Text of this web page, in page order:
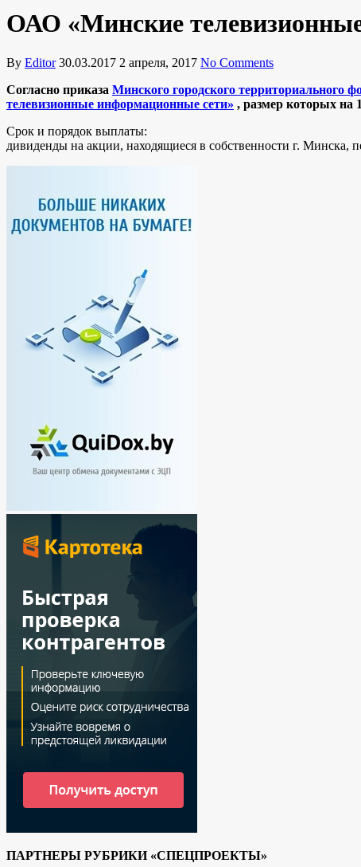
ОАО «Минские
By Editor 30.03.2017 2 апреля, 2017 No Comments
Согласно приказа Минского городского территориального
телевизионные информационные сети» , размер которых на
Срок и порядок выплаты:
дивиденды на акции, находящиеся в собственности г.
ПАРТНЕРЫ РУБРИКИ «СПЕЦПРОЕКТЫ»